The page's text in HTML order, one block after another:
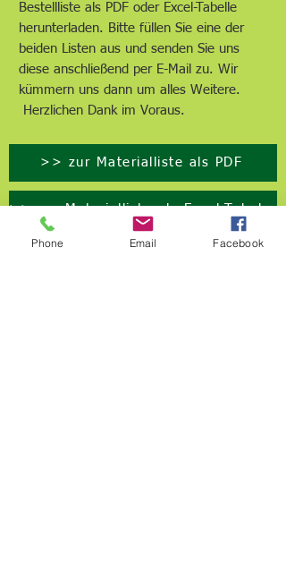
Bestellliste als PDF oder Excel-Tabelle
herunterladen. Bitte füllen Sie eine der
beiden Listen aus und senden Sie uns
diese anschließend per E-Mail zu. Wir
kümmern uns dann um alles Weitere.
Herzlichen Dank im Voraus.
>> zur Materialliste als PDF
>> zur Materialliste als Excel-Tabelle
Phone Email Facebook